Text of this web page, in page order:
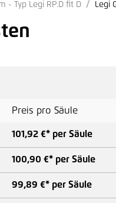
- Typ Legi RP.D fit D Legi
Preis pro Säule
101,92 €* per Säule
100,90 €* per Säule
99,89 €* per Säule